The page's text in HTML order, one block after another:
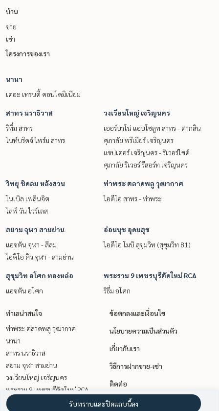
บ้าน
ขาย
เช่า
โครงการของเรา
นานา
เดอะ เทรนดี้ คอนโดมิเนียม
สาทร นราธิวาส
ริทึ่ม สาทร
ไนท์บริดจ์ ไพร์ม สาทร
วงเวียนใหญ่ เจริญนคร
เออร์บาโน่ แอบโซลูท สาทร - ตากสิน
ศุภาลัย พรีเมียร์ เจริญนคร
แชปเตอร์ เจริญนคร - ริเวอร์ไซด์
ศุภาลัย ริเวอร์ รีสอร์ท เจริญนคร
วิทยุ ชิดลม หลังสวน
โนเบิล เพลินจิต
ไลฟ์ วัน ไวร์เลส
ท่าพระ ตลาดพลู วุฒากาศ
ไอดีโอ สาทร - ท่าพระ
สยาม จุฬา สามย่าน
แอชตัน จุฬา - สีลม
ไอดีโอ คิว จุฬา - สามย่าน
อ่อนนุช อุดมสุข
ไอดีโอ โมบิ สุขุมวิท (สุขุมวิท 81)
สุขุมวิท อโศก ทองหล่อ
แอชตัน อโศก
พระราม 9 เพชรบุรีตัดใหม่ RCA
ริธึ่ม อโศก
ทำเลน่าสนใจ
ท่าพระ ตลาดพลู วุฒากาศ
นานา
สาทร นราธิวาส
สยาม จุฬา สามย่าน
วงเวียนใหญ่ เจริญนคร
พระราม 9 เพชรบุรีตัดใหม่ RCA
เกษตรศาสตร์ รัชโยธิน
ข้อตกลงและเงื่อนไข
นโยบายความเป็นส่วนตัว
เกี่ยวกับเรา
วิธีการฝากขาย-เช่า
ติดต่อ
รับทราบและปิดแถบนี้ลง